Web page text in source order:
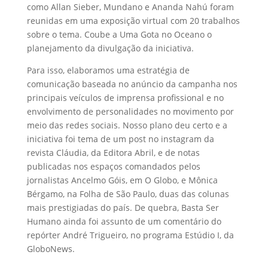
como Allan Sieber, Mundano e Ananda Nahú foram
reunidas em uma exposição virtual com 20 trabalhos
sobre o tema. Coube a Uma Gota no Oceano o
planejamento da divulgação da iniciativa.
Para isso, elaboramos uma estratégia de
comunicação baseada no anúncio da campanha nos
principais veículos de imprensa profissional e no
envolvimento de personalidades no movimento por
meio das redes sociais. Nosso plano deu certo e a
iniciativa foi tema de um post no instagram da
revista Cláudia, da Editora Abril, e de notas
publicadas nos espaços comandados pelos
jornalistas Ancelmo Góis, em O Globo, e Mônica
Bérgamo, na Folha de São Paulo, duas das colunas
mais prestigiadas do país. De quebra, Basta Ser
Humano ainda foi assunto de um comentário do
repórter André Trigueiro, no programa Estúdio I, da
GloboNews.